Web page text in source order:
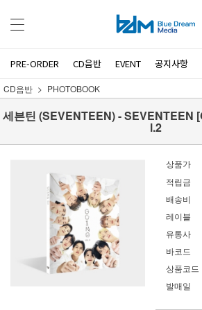
PRE-ORDER CD음반 EVENT 공지사항
CD음반 PHOTOBOOK
세븐틴 (SEVENTEEN) - SEVENTEEN
l.2
상품가
적립금
배송비
레이블
유통사
바코드
상품코드
발매일